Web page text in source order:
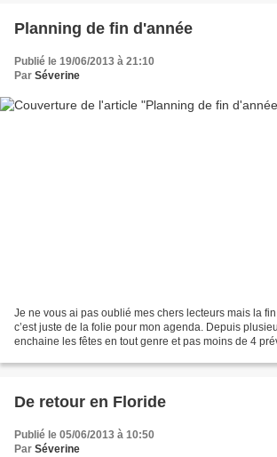
Planning de fin d'année
Publié le 19/06/2013 à 21:10
Par Séverine
Je ne vous ai pas oublié mes chers lecteurs mais la
c’est juste de la folie pour mon agenda. Depuis
enchaine les fêtes en tout genre et pas moins de 4
De retour en Floride
Publié le 05/06/2013 à 10:50
Par Séverine